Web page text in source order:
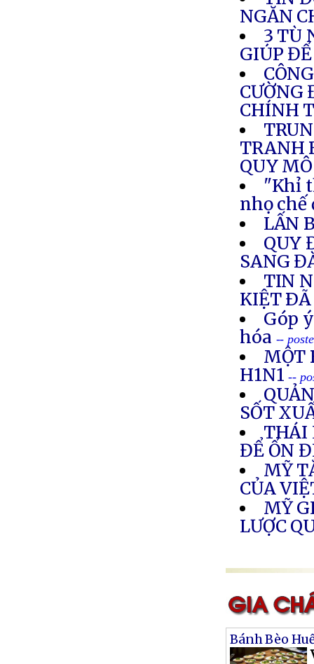
NGĂN
3 TÙ
GIÚP
CƯỜNG
CHÍNH
TRANH
QUY MÔ
"Khỉ
nhọ chế
LẤN
QUY
SANG
TIN
KIỆT
Góp
hóa --
MỘT
H1N1--
SỐT
THÁI
ĐỂ ỔN
MỸ
CỦA
MỸ
LƯỢC
Bánh Bèo